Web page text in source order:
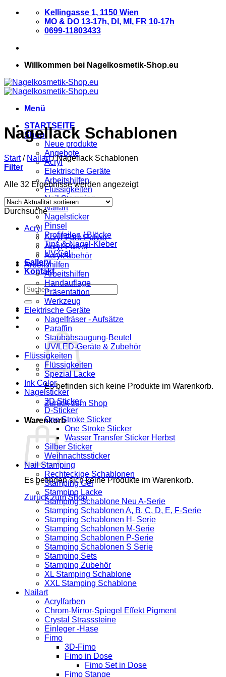
Zum
Kellingasse 1, 1150 Wien
MO & DO 13-17h, DI, MI, FR 10-17h
0699-11803433
Willkommen bei Nagelkosmetik-Shop.eu
Menü
STARTSEITE
Shop
Neue produkte
Angebote
Acryl
Elektrische Geräte
Arbeitshilfen
Flüssigkeiten
Nail Stamping
Nailart
Nagelsticker
Pinsel
Profifeilen / Blöcke
Tips & Nagel-Kleber
UV-Gel
Gallery
Kontakt
Suchen
nach:
Es befinden sich keine Produkte im Warenkorb.
Zurück zum Shop
Warenkorb
Es befinden sich keine Produkte im Warenkorb.
Zurück zum Shop
Nagellack Schablonen
Start / Nailart /Nagellack Schablonen
Filter
Alle 32 Ergebnisse werden angezeigtNach
Durchsuche
Acryl
Acryl-Farb Pulver
Acryl-Pulver
Acrylzubehör
Arbeitshilfen
Arbeitshilfen
Handauflage
Präsentation
Werkzeug
Elektrische Geräte
Nagelfräser - Aufsätze
Paraffin
Staubabsaugung-Beutel
UV/LED-Geräte & Zubehör
Flüssigkeiten
Flüssigkeiten
Spezial Lacke
Ink Color
Nagelsticker
3D Sticker
D-Sticker
One Stroke Sticker
One Stroke Sticker
Wasser Transfer Sticker Herbst
Silber Sticker
Weihnachtssticker
Nail Stamping
Rechteckige Schablonen
Stamping Gel
Stamping Lacke
Stamping Schablone Neu A-Serie
Stamping Schablonen A, B, C, D, E, F-Serie
Stamping Schablonen H- Serie
Stamping Schablonen M-Serie
Stamping Schablonen P-Serie
Stamping Schablonen S Serie
Stamping Sets
Stamping Zubehör
XL Stamping Schablone
XXL Stamping Schablone
Nailart
Acrylfarben
Chrom-Mirror-Spiegel Effekt Pigment
Crystal Strasssteine
Einleger -Hase
Fimo
3D-Fimo
Fimo in Dose
Fimo Set in Dose
Fimo Stange